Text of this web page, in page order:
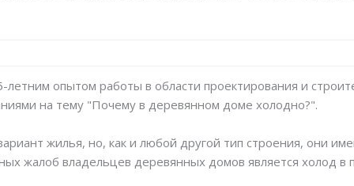
опытом работы в области проектирования и
на тему "Почему в деревянном доме холодно?".
жилья, но, как и любой другой тип строения, они
жалоб владельцев деревянных домов является холод